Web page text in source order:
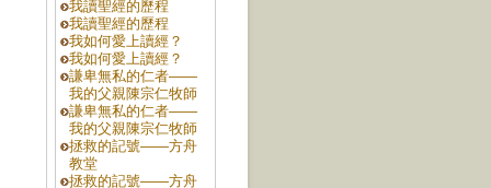
我讀聖經的歷程
我讀聖經的歷程
我如何愛上讀經？
我如何愛上讀經？
謙卑無私的仁者——
我的父親陳宗仁牧師
謙卑無私的仁者——
我的父親陳宗仁牧師
拯救的記號——方舟
教堂
拯救的記號——方舟